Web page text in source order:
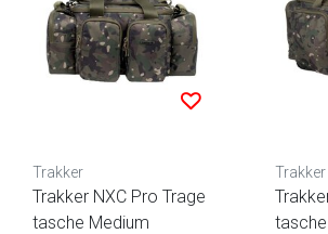
Trakker
Trakker NXC Pro Trage
tasche Medium
Trakker